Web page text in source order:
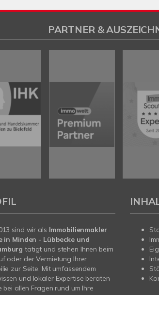
PARTNER &
sind wir als Immobilienmakler
in Minden - Lübbecke und
tätigt und stehen Ihnen beim
oder der Vermietung Ihrer
zur Seite. Mit umfassendem
und lokaler Expertise beraten
bei allen Fragen rund um Ihre
Sprechen Sie uns an - wir sind